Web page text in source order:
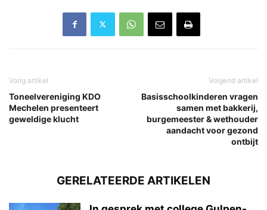
Vorig artikel
Toneelvereniging KDO
Mechelen presenteert
geweldige klucht
Volgend artikel
Basisschoolkinderen vragen
samen met bakkerij,
burgemeester & wethouder
aandacht voor gezond
ontbijt
GERELATEERDE ARTIKELEN